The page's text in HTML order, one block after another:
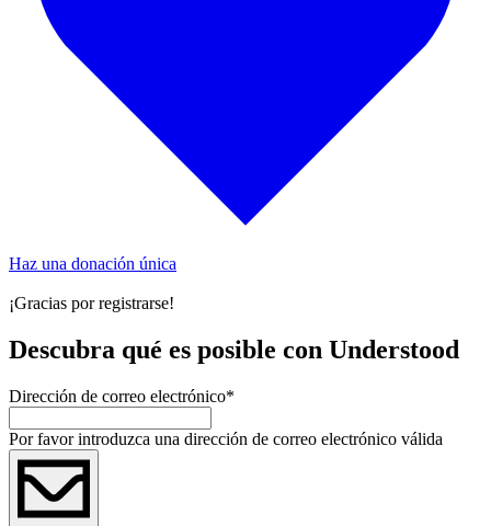
Haz una donación única
¡Gracias por registrarse!
Descubra qué es posible con Understood
Dirección de correo electrónico*
Por favor introduzca una dirección de correo electrónico válida